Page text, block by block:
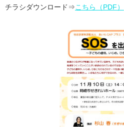
チラシダウンロード⇒こちら（PDF）